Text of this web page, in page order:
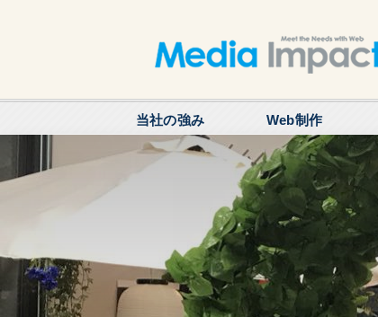
当社の強み Web制作